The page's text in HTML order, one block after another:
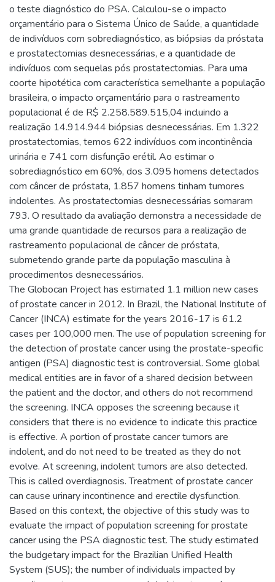
o teste diagnóstico do PSA. Calculou-se o impacto
orçamentário para o Sistema Único de Saúde, a quantidade
de indivíduos com sobrediagnóstico, as biópsias da próstata
e prostatectomias desnecessárias, e a quantidade de
indivíduos com sequelas pós prostatectomias. Para uma
coorte hipotética com característica semelhante a população
brasileira, o impacto orçamentário para o rastreamento
populacional é de R$ 2.258.589.515,04 incluindo a
realização 14.914.944 biópsias desnecessárias. Em 1.322
prostatectomias, temos 622 indivíduos com incontinência
urinária e 741 com disfunção erétil. Ao estimar o
sobrediagnóstico em 60%, dos 3.095 homens detectados
com câncer de próstata, 1.857 homens tinham tumores
indolentes. As prostatectomias desnecessárias somaram
793. O resultado da avaliação demonstra a necessidade de
uma grande quantidade de recursos para a realização de
rastreamento populacional de câncer de próstata,
submetendo grande parte da população masculina à
procedimentos desnecessários.
The Globocan Project has estimated 1.1 million new cases
of prostate cancer in 2012. In Brazil, the National Institute of
Cancer (INCA) estimate for the years 2016-17 is 61.2
cases per 100,000 men. The use of population screening for
the detection of prostate cancer using the prostate-specific
antigen (PSA) diagnostic test is controversial. Some global
medical entities are in favor of a shared decision between
the patient and the doctor, and others do not recommend
the screening. INCA opposes the screening because it
considers that there is no evidence to indicate this practice
is effective. A portion of prostate cancer tumors are
indolent, and do not need to be treated as they do not
evolve. At screening, indolent tumors are also detected.
This is called overdiagnosis. Treatment of prostate cancer
can cause urinary incontinence and erectile dysfunction.
Based on this context, the objective of this study was to
evaluate the impact of population screening for prostate
cancer using the PSA diagnostic test. The study estimated
the budgetary impact for the Brazilian Unified Health
System (SUS); the number of individuals impacted by